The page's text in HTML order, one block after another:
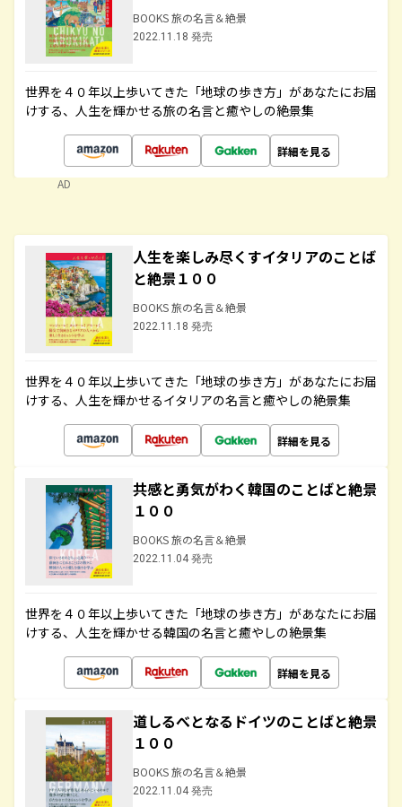
BOOKS 旅の名言＆絶景
2022.11.18 発売
世界を４０年以上歩いてきた「地球の歩き方」があなたにお届
けする、人生を輝かせる旅の名言と癒やしの絶景集
詳細を見る
AD
人生を楽しみ尽くすイタリアのことば
と絶景１００
BOOKS 旅の名言＆絶景
2022.11.18 発売
世界を４０年以上歩いてきた「地球の歩き方」があなたにお届
けする、人生を輝かせるイタリアの名言と癒やしの絶景集
詳細を見る
共感と勇気がわく韓国のことばと絶景
１００
BOOKS 旅の名言＆絶景
2022.11.04 発売
世界を４０年以上歩いてきた「地球の歩き方」があなたにお届
けする、人生を輝かせる韓国の名言と癒やしの絶景集
詳細を見る
道しるべとなるドイツのことばと絶景
１００
BOOKS 旅の名言＆絶景
2022.11.04 発売